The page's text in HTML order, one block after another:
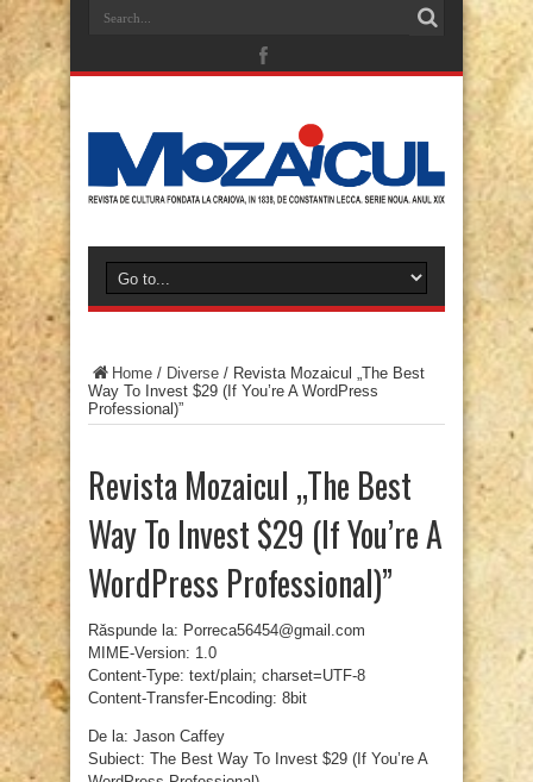
Home / Diverse / Revista Mozaicul „The Best
Way To Invest $29 (If You’re A WordPress
Professional)”
Revista Mozaicul „The Best
Way To Invest $29 (If You’re A
WordPress Professional)”
Răspunde la: Porreca56454@gmail.com
MIME-Version: 1.0
Content-Type: text/plain; charset=UTF-8
Content-Transfer-Encoding: 8bit
De la: Jason Caffey
Subiect: The Best Way To Invest $29 (If You’re A